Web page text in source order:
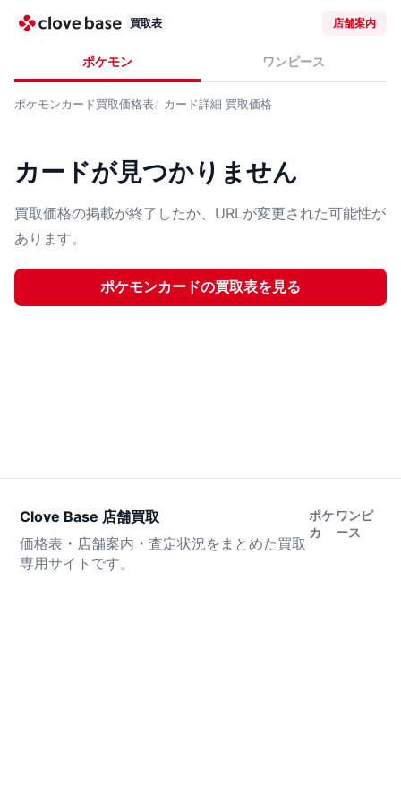
買取表 店舗案内
ポケモン ワンピース
ポケモンカード買取価格表 カード詳細 買取価格
カードが見つかりません
買取価格の掲載が終了したか、URLが変更された可能性が
あります。
ポケモンカードの買取表を見る
Clove Base 店舗買取
価格表・店舗案内・査定状況をまとめた買取
専用サイトです。
ポケ
カ
ワンピ
ース